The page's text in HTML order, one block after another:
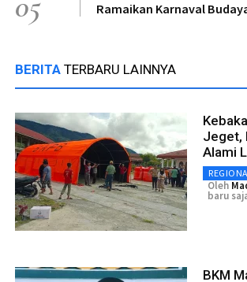
Ramaikan Karnaval
BERITA TERBARU LAINNYA
Jeget,
Alami
Oleh
baru
BKM